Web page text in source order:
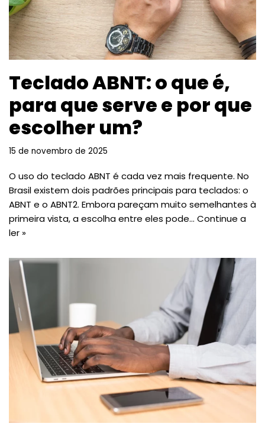
Teclado ABNT: o que é,
para que serve e por que
escolher um?
15 de novembro de 2025
O uso do teclado ABNT é cada vez mais frequente. No
Brasil existem dois padrões principais para teclados: o
ABNT e o ABNT2. Embora pareçam muito semelhantes à
primeira vista, a escolha entre eles pode… Continue a
ler »